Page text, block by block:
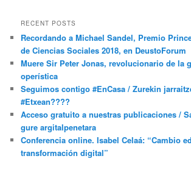
RECENT POSTS
Recordando a Michael Sandel, Premio
de Ciencias Sociales 2018, en DeustoForum
Muere Sir Peter Jonas, revolucionario de la
operística
Seguimos contigo #EnCasa / Zurekin
#Etxean????
Acceso gratuito a nuestras publicaciones /
gure argitalpenetara
Conferencia online. Isabel Celaá: “Cambio
transformación digital”